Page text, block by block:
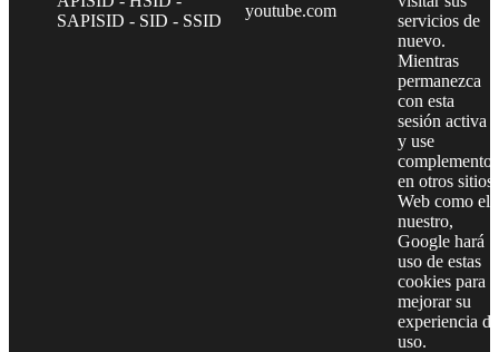
SAPISID - SID - SSID
youtube.com
servicios de
nuevo.
Mientras
permanezca
con esta
sesión activa
y use
complementos
en otros sitios
Web como el
nuestro,
Google hará
uso de estas
cookies para
mejorar su
experiencia de
uso.